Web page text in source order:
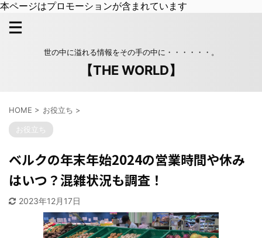
本ページはプロモーションが含まれています
世の中に溢れる情報をその手の中に・・・・・・。
【THE WORLD】
HOME > お役立ち >
お役立ち
ベルクの年末年始2024の営業時間や休み
はいつ？混雑状況も調査！
2023年12月17日